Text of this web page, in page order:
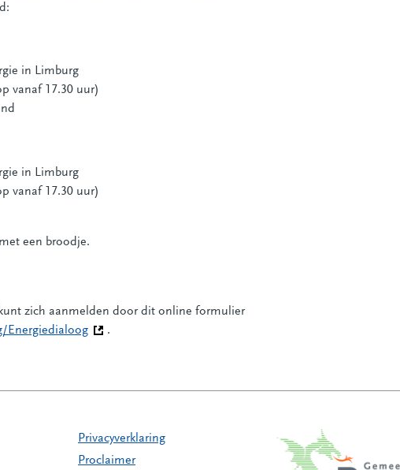
in Limburg
vanaf 17.30 uur)
in Limburg
vanaf 17.30 uur)
een broodje.
zich aanmelden door dit online formulier
Energiedialoog (Deze link gaat naar een andere website)
.
Privacyverklaring
Proclaimer